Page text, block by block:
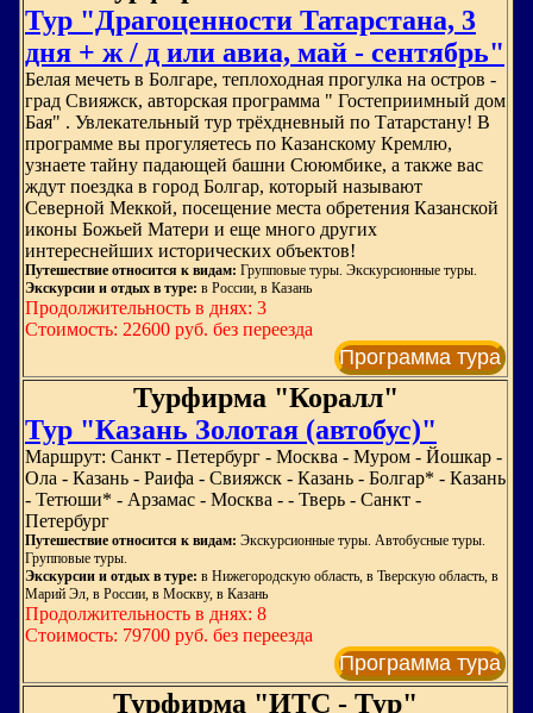
Тур "Драгоценности Татарстана, 3
дня + ж / д или авиа, май - сентябрь"
Белая мечеть в Болгаре, теплоходная прогулка на остров -
град Свияжск, авторская программа " Гостеприимный дом
Бая" . Увлекательный тур трёхдневный по Татарстану! В
программе вы прогуляетесь по Казанскому Кремлю,
узнаете тайну падающей башни Сююмбике, а также вас
ждут поездка в город Болгар, который называют
Северной Меккой, посещение места обретения Казанской
иконы Божьей Матери и еще много других
интереснейших исторических объектов!
Путешествие относится к видам: Групповые туры. Экскурсионные туры.
Экскурсии и отдых в туре: в России, в Казань
Продолжительность в днях: 3
Стоимость: 22600 руб. без переезда
Программа тура
Турфирма "Коралл"
Тур "Казань Золотая (автобус)"
Маршрут: Санкт - Петербург - Москва - Муром - Йошкар -
Ола - Казань - Раифа - Свияжск - Казань - Болгар* - Казань
- Тетюши* - Арзамас - Москва - - Тверь - Санкт -
Петербург
Путешествие относится к видам: Экскурсионные туры. Автобусные туры.
Групповые туры.
Экскурсии и отдых в туре: в Нижегородскую область, в Тверскую область, в
Марий Эл, в России, в Москву, в Казань
Продолжительность в днях: 8
Стоимость: 79700 руб. без переезда
Программа тура
Турфирма "ИТС - Тур"